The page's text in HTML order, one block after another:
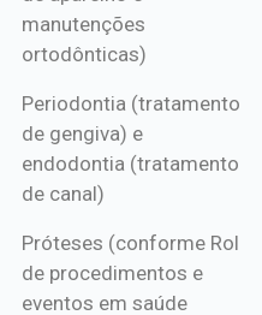
manutenções
ortodônticas)
Periodontia (tratamento
de gengiva) e
endodontia (tratamento
de canal)
Próteses (conforme Rol
de procedimentos e
eventos em saúde